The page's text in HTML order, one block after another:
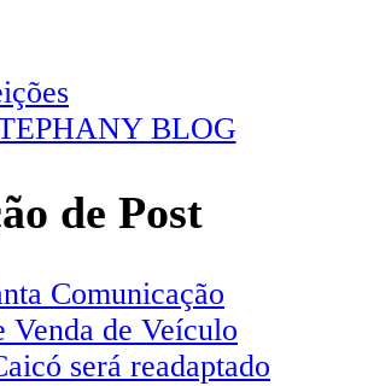
de Post
Comunicação
Venda de Veículo
será readaptado